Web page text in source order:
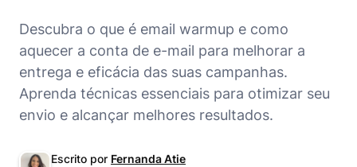
Descubra o que é email warmup e como
aquecer a conta de e-mail para melhorar a
entrega e eficácia das suas campanhas.
Aprenda técnicas essenciais para otimizar seu
envio e alcançar melhores resultados.
Escrito por Fernanda Atie